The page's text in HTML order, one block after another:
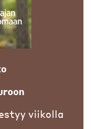
viikolla